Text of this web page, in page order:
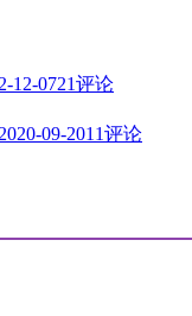
12-0721评论
2020-09-2011评论